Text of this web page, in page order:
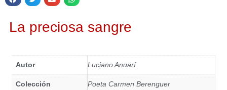
La preciosa sangre
Autor Luciano Anuarí
Colección Poeta Carmen Berenguer